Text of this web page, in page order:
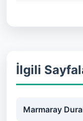
İlgili
Marmaray